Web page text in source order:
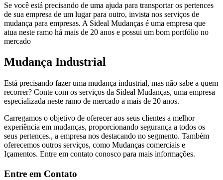
Se você está precisando de uma ajuda para transportar os pertences
de sua empresa de um lugar para outro, invista nos serviços de
mudança para empresas. A Sideal Mudanças é uma empresa que
atua neste ramo há mais de 20 anos e possui um bom portfólio no
mercado
Mudança Industrial
Está precisando fazer uma mudança industrial, mas não sabe a quem
recorrer? Conte com os serviços da Sideal Mudanças, uma empresa
especializada neste ramo de mercado a mais de 20 anos.
Carregamos o objetivo de oferecer aos seus clientes a melhor
experiência em mudanças, proporcionando segurança a todos os
seus pertences., a empresa nos destacando no segmento. Também
oferecemos outros serviços, como Mudanças comerciais e
Içamentos. Entre em contato conosco para mais informações.
Entre em Contato